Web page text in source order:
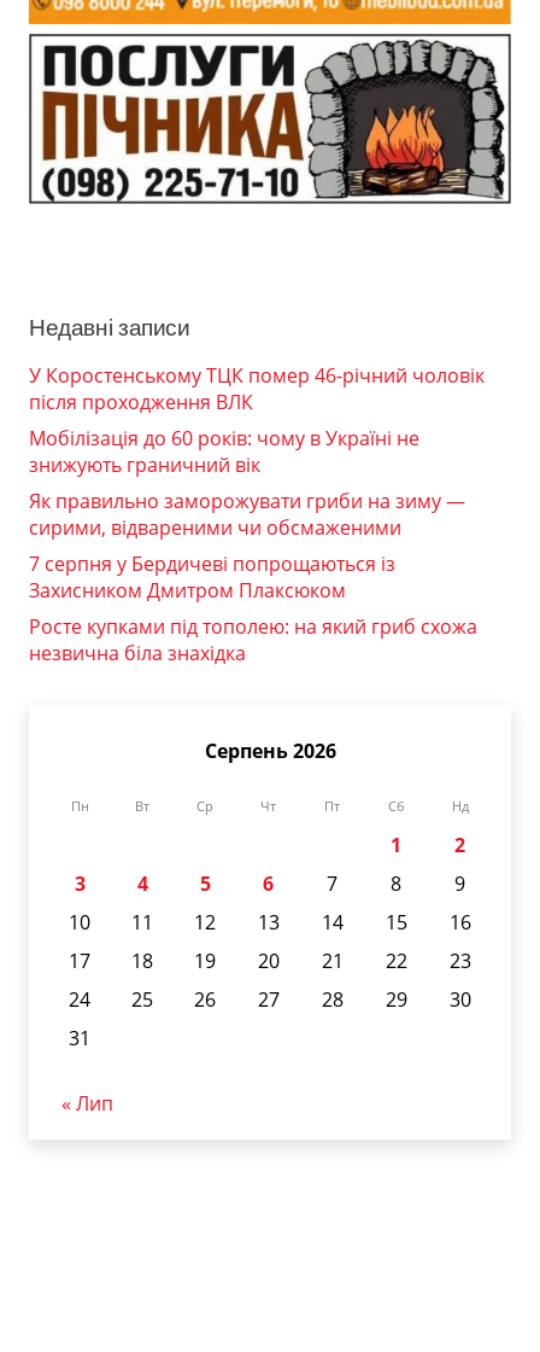
Недавні записи
У Коростенському ТЦК помер 46-річний чоловік
після проходження ВЛК
Мобілізація до 60 років: чому в Україні не
знижують граничний вік
Як правильно заморожувати гриби на зиму —
сирими, відвареними чи обсмаженими
7 серпня у Бердичеві попрощаються із
Захисником Дмитром Плаксюком
Росте купками під тополею: на який гриб схожа
незвична біла знахідка
Серпень 2026
Пн Вт Ср Чт Пт Сб Нд
1
2
3
4 5 6 7 8
9
10
11 12 13 14 15
16
17
18 19 20 21 22
23
24
25 26 27 28 29
30
31
« Лип